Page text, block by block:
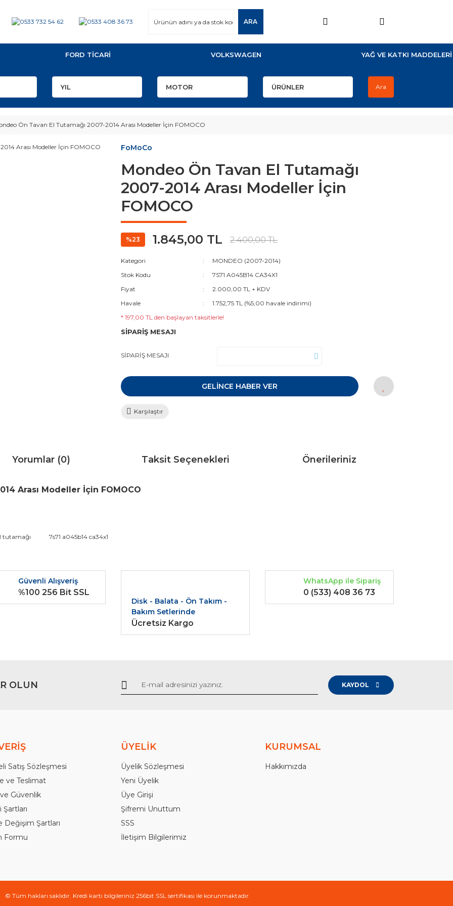
ARA
FORD TİCARİ VOLKSWAGEN YAĞ VE KATKI MADDELERİ
Ara
Ön Tavan El Tutamağı 2007-2014 Arası Modeller İçin FOMOCO
FoMoCo
Mondeo Ön Tavan El Tutamağı
2007-2014 Arası Modeller İçin
FOMOCO
%23 1.845,00 TL 2.400,00 TL
Kategori
MONDEO (2007-2014)
Stok Kodu
7S71 A045B14 CA34X1
Fiyat
2.000,00 TL + KDV
Havale
1.752,75 TL (%5,00 havale indirimi)
* 197,00 TL den başlayan taksitlerle!
SİPARİŞ MESAJI
SİPARİŞ MESAJI
GELİNCE HABER VER
Karşılaştır
Yorumlar (0) Taksit Seçenekleri Önerileriniz
Arası Modeller İçin FOMOCO
diğer konularda yetersiz gördüğünüz noktaları öneri formunu kullanarak tarafımıza iletebilirsiniz.
Gönder
tutamağı 7s71 a045b14 ca34x1
Güvenli Alışveriş
%100 256 Bit SSL
Disk - Balata - Ön Takım -
Bakım Setlerinde
Ücretsiz Kargo
WhatsApp ile Sipariş
0 (533) 408 36 73
OLUN KAYDOL
Satış Sözleşmesi
ve Teslimat
Güvenlik
Şartları
Değişim Şartları
Formu
ÜYELİK
Üyelik Sözleşmesi
Yeni Üyelik
Üye Girişi
Şifremi Unuttum
SSS
İletişim Bilgilerimiz
KURUMSAL
Hakkımızda
© Tüm hakları saklıdır. Kredi kartı bilgileriniz 256bit SSL sertifikası ile korunmaktadır.